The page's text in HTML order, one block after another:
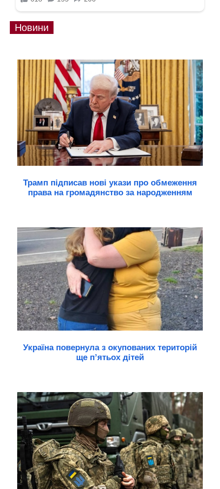
Новини
Трамп підписав нові укази про обмеження
права на громадянство за народженням
Україна повернула з окупованих територій
ще п’ятьох дітей